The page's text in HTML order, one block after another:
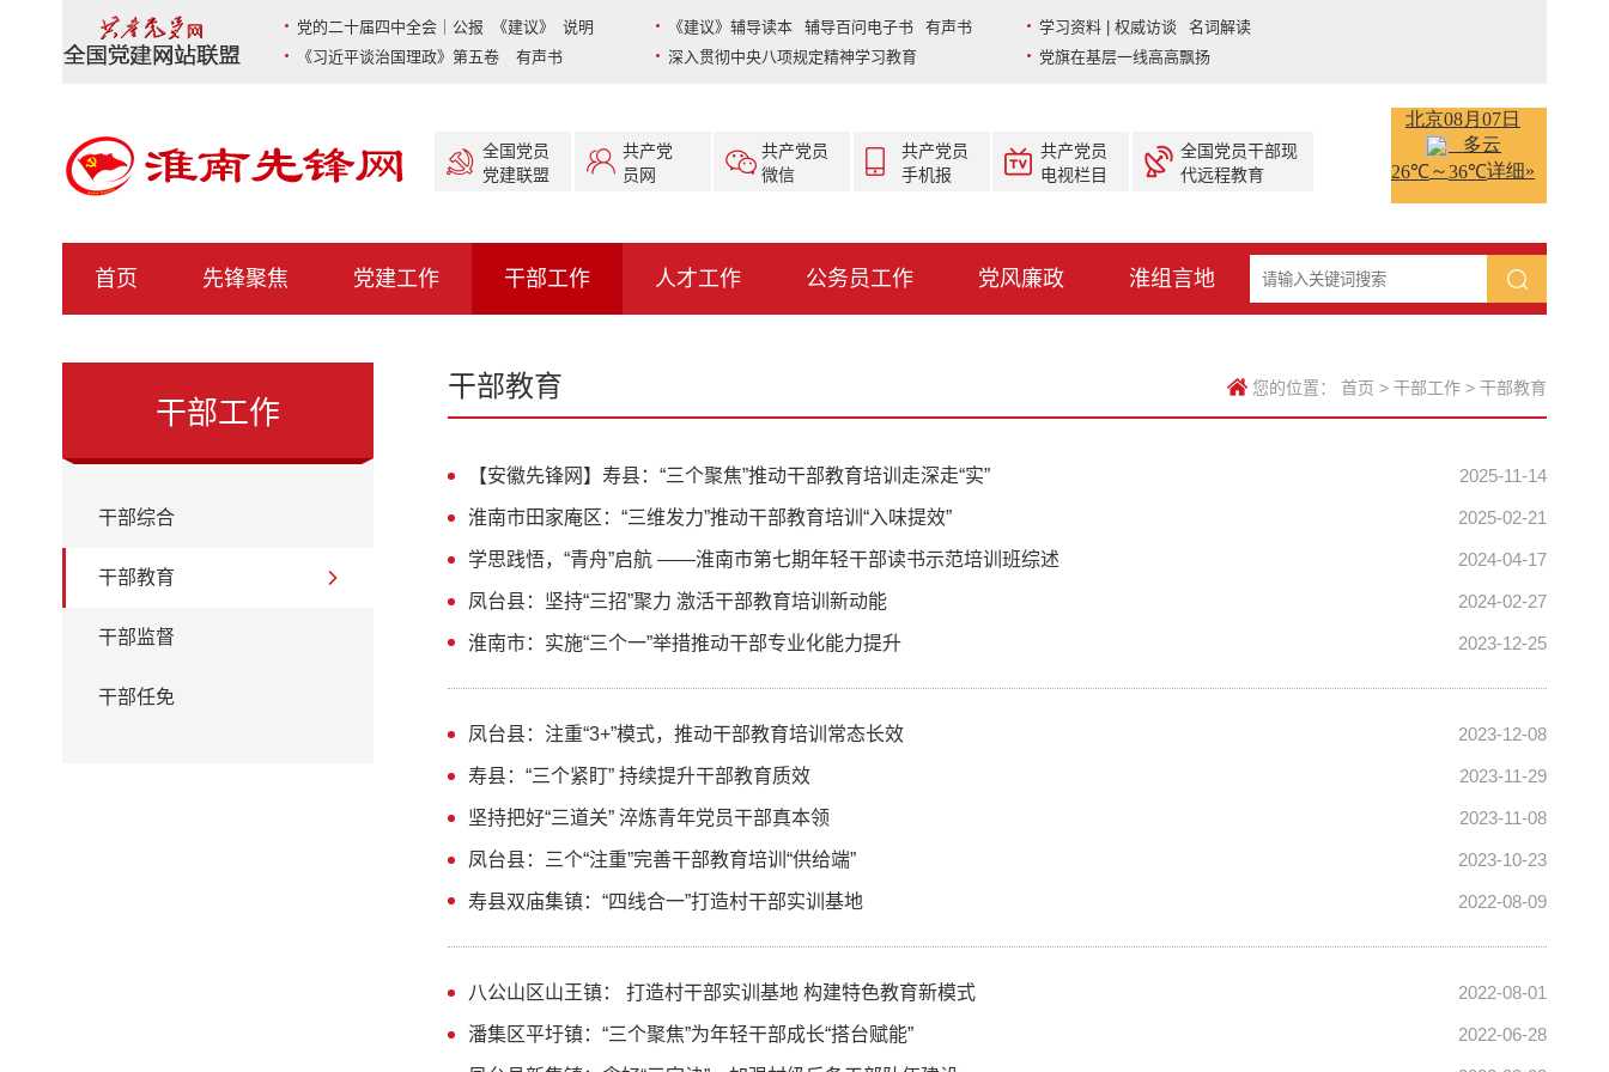
党的二十届四中全会｜公报 《建议》 说明 《建议》辅导读本 辅导百问电子书 有声书
学习资料 | 权威访谈 名词解读
《习近平谈治国理政》第五卷 有声书
深入贯彻中央八项规定精神学习教育 党旗在基层一线高高飘扬
全国党员
党建联盟
共产党
员网
共产党员
微信
共产党员
手机报
共产党员
电视栏目
全国党员干部现
代远程教育
首页 先锋聚焦 党建工作 干部工作 人才工作 公务员工作 党风廉政 淮组言地
干部工作
干部综合
干部教育
干部监督
干部任免
干部教育 您的位置： 首页 > 干部工作 > 干部教育
【安徽先锋网】寿县：“三个聚焦”推动干部教育培训走深走“实” 2025-11-14
淮南市田家庵区：“三维发力”推动干部教育培训“入味提效” 2025-02-21
学思践悟，“青舟”启航 ——淮南市第七期年轻干部读书示范培训班综述 2024-04-17
凤台县：坚持“三招”聚力 激活干部教育培训新动能 2024-02-27
淮南市：实施“三个一”举措推动干部专业化能力提升 2023-12-25
凤台县：注重“3+”模式，推动干部教育培训常态长效 2023-12-08
寿县：“三个紧盯” 持续提升干部教育质效 2023-11-29
坚持把好“三道关” 淬炼青年党员干部真本领 2023-11-08
凤台县：三个“注重”完善干部教育培训“供给端” 2023-10-23
寿县双庙集镇：“四线合一”打造村干部实训基地 2022-08-09
八公山区山王镇： 打造村干部实训基地 构建特色教育新模式 2022-08-01
潘集区平圩镇：“三个聚焦”为年轻干部成长“搭台赋能” 2022-06-28